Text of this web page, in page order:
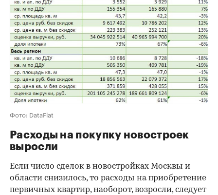
Фото: DataFlat
Расходы на покупку новостроек
выросли
Если число сделок в новостройках Москвы и
области снизилось, то расходы на приобретение
первичных квартир, наоборот, возросли, следует